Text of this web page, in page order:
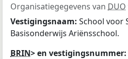
Organisatiegegevens van DUO
Vestigingsnaam: School voor
Basisonderwijs Ariënsschool.
BRIN> en vestigingsnummer: